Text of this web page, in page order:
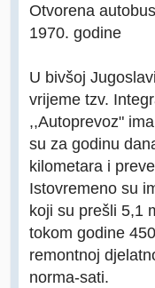
Otvorena
1970. godine
U bivšoj
vrijeme tzv.
,,Autoprevoz"
su za godinu
kilometara i
Istovremeno su
koji su prešli 5,1
tokom godine
remontnoj
norma-sati.